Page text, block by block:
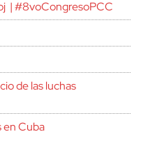
| #8voCongresoPCC
de las luchas
en Cuba